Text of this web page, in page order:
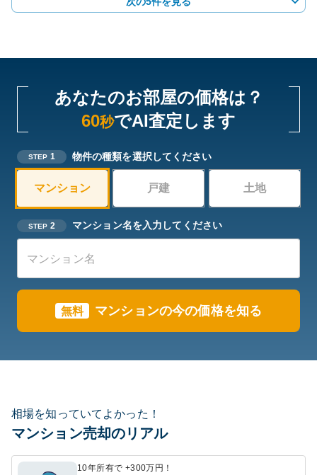
あなたのお部屋の価格は？
60秒でAI査定します
STEP 1 物件の種類を選択してください
マンション 戸建 土地
STEP 2 マンション名を入力してください
無料 マンションの今の価格を知る
相場を知っていてよかった！
マンション売却のリアル
10年所有で +300万円！